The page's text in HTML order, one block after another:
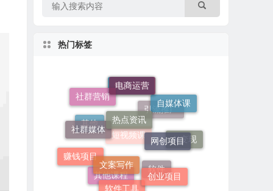
热门标签
知识分享
引流推广
短视频课
其他
社群营销
电商运营
自媒体课
AI变现
软件
其他课程
赚钱项目
社群媒体
热点资讯
网创项目
创业项目
软件工具
文案写作